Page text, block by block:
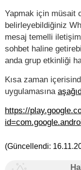
Yapmak için müsait
belirleyebildiğiniz
mesaj temelli
sohbet haline
anda grup etkinliği
Kısa zaman
uygulamasına
https://
(Güncellendi: